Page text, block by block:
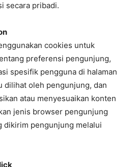
secara pribadi.
cookies untuk
preferensi pengunjung,
spesifik pengguna di halaman
dilihat oleh pengunjung, dan
atau menyesuaikan konten
jenis browser pengunjung
dikirim pengunjung melalui